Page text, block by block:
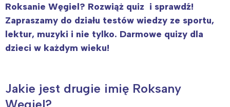
Roksanie Węgiel? Rozwiąż quiz i sprawdź!
Zapraszamy do działu testów wiedzy ze sportu,
lektur, muzyki i nie tylko. Darmowe quizy dla
dzieci w każdym wieku!
Jakie jest drugie imię Roksany
Węgiel?